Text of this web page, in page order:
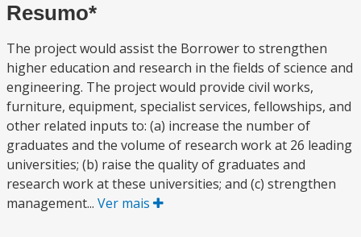
Resumo*
The project would assist the Borrower to strengthen
higher education and research in the fields of science and
engineering. The project would provide civil works,
furniture, equipment, specialist services, fellowships, and
other related inputs to: (a) increase the number of
graduates and the volume of research work at 26 leading
universities; (b) raise the quality of graduates and
research work at these universities; and (c) strengthen
management... Ver mais